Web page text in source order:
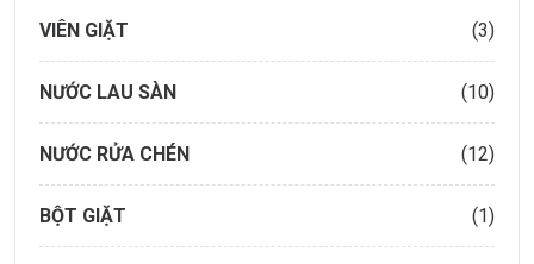
VIÊN GIẶT (3)
NƯỚC LAU SÀN (10)
NƯỚC RỬA CHÉN (12)
BỘT GIẶT (1)